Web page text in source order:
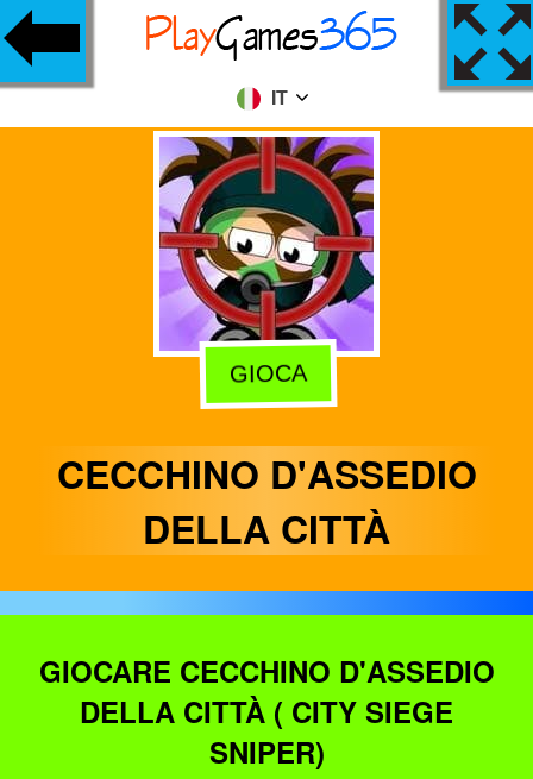
IT
GIOCA
CECCHINO D'ASSEDIO
DELLA CITTÀ
GIOCARE CECCHINO D'ASSEDIO
DELLA CITTÀ ( CITY SIEGE
SNIPER)